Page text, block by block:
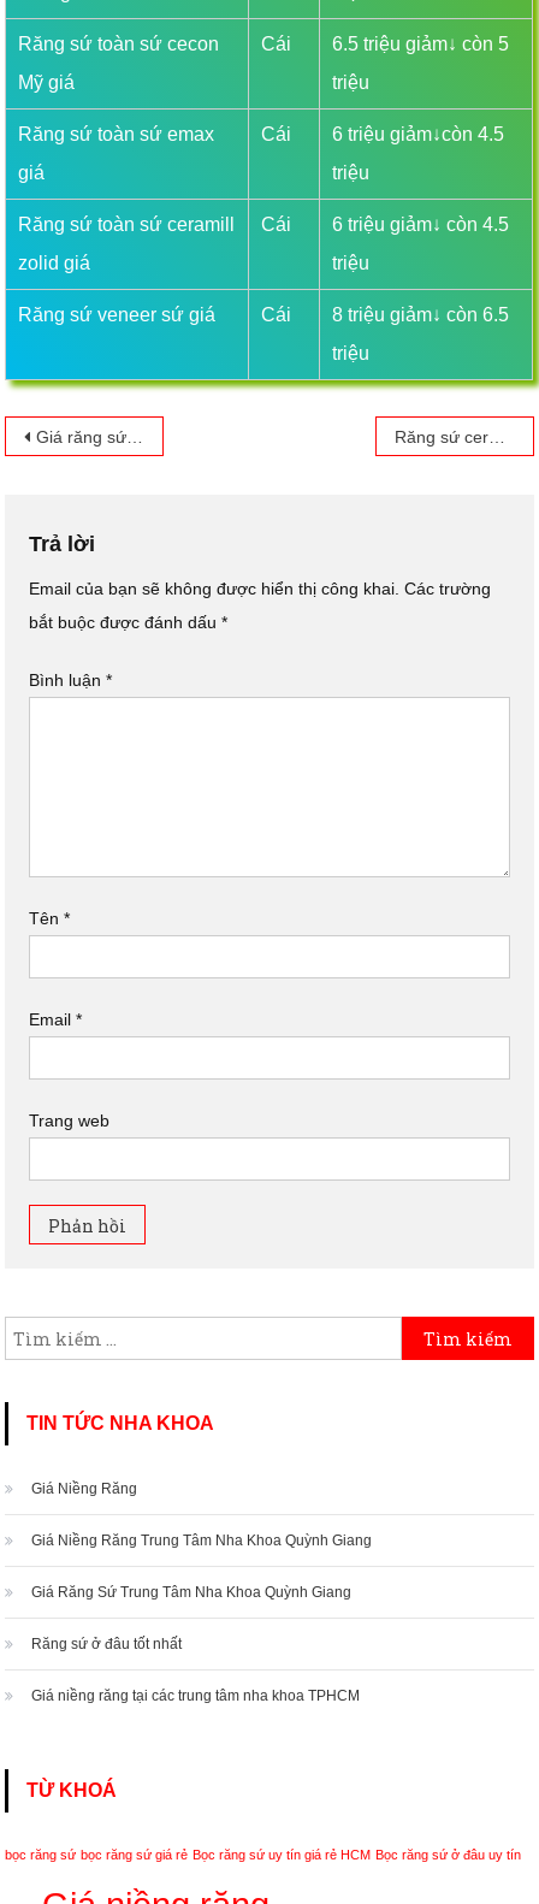
Răng sứ toàn sứ cecon
Mỹ giá
Cái
6.5 triệu giảm↓ còn 5
triệu
Răng sứ toàn sứ emax
giá
Cái
6 triệu giảm↓còn 4.5
triệu
Răng sứ toàn sứ ceramill
zolid giá
Cái
6 triệu giảm↓ còn 4.5
triệu
Răng sứ veneer sứ giá Cái
8 triệu giảm↓ còn 6.5
triệu
Điều hướng bài viết
Giá răng sứ tại trung tâm nha khoa Quỳnh Giang Răng sứ ceramill zolid tại nha khoa Quỳnh Giang
Trả lời
Email của bạn sẽ không được hiển thị công khai. Các trường
bắt buộc được đánh dấu*
Bình luận*
Tên*
Email*
Trang web
Tìm kiếm cho:
TIN TỨC NHA KHOA
Giá Niềng Răng
Giá Niềng Răng Trung Tâm Nha Khoa Quỳnh Giang
Giá Răng Sứ Trung Tâm Nha Khoa Quỳnh Giang
Răng sứ ở đâu tốt nhất
Giá niềng răng tại các trung tâm nha khoa TPHCM
TỪ KHOÁ
bọc răng sứ bọc răng sứ giá rẻ Bọc răng sứ uy tín giá rẻ HCM Bọc răng sứ ở đâu uy tín